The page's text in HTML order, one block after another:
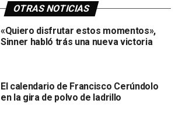
OTRAS NOTICIAS
«Quiero disfrutar estos momentos»,
Sinner habló trás una nueva victoria
El calendario de Francisco Cerúndolo
en la gira de polvo de ladrillo